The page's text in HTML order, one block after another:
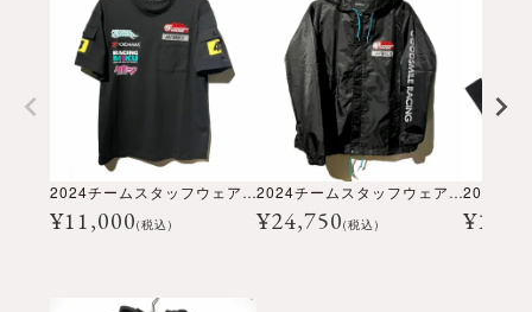
2024チームスタッフウェア レプリカ TEE
¥11,000(税込)
2024チームスタッフウェア レプリカ フーデッドコーチジャケット
¥24,750(税込) ¥